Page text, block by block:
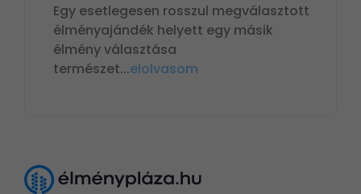
Egy esetlegesen rosszul megválasztott
élményajándék helyett egy másik
élmény választása
természet...elolvasom